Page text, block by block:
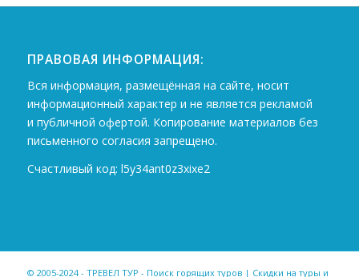
ПРАВОВАЯ ИНФОРМАЦИЯ:
Вся информация, размещённая на сайте, носит
информационный характер и не является рекламой
и публичной офертой. Копирование материалов без
письменного согласия запрещено.
Счастливый код: l5y34ant0z3xixe2
© 2005-2024 - ТРЕВЕЛ ТУР - Поиск горящих туров | Скидки на туры и